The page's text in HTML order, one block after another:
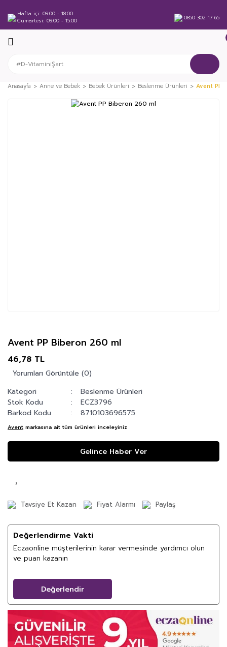
Hafta içi 09:00 - 18:00
Cumartesi 09:00 - 15:00 0850 302 17 65
Anasayfa Anne ve Bebek Bebek Ürünleri Beslenme Ürünleri Avent PP
Avent PP Biberon 260 ml
46,78 TL
Yorumları Görüntüle (0)
Kategori
Beslenme Ürünleri
Stok Kodu
ECZ3796
Barkod Kodu
8710103696575
Avent markasına ait tüm ürünleri inceleyiniz
Gelince Haber Ver
Tavsiye Et Kazan Fiyat Alarmı Paylaş
Değerlendirme Vakti
Eczaonline müşterilerinin karar vermesinde yardımcı olun
ve puan kazanın
Değerlendir